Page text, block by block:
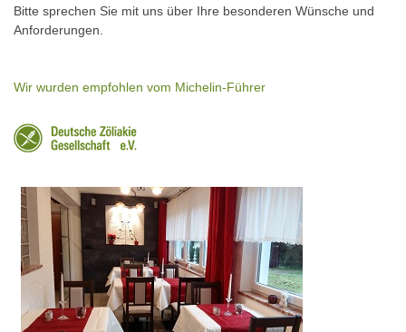
Bitte sprechen Sie mit uns über Ihre besonderen Wünsche und
Anforderungen.
Wir wurden empfohlen vom Michelin-Führer